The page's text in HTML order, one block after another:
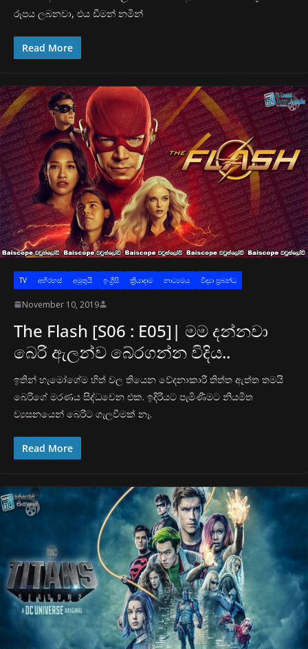
රූපය ලබනවා, එය ඩීමන් නමින්
Read More
TV අභිරහස් අමුතුයි ඉංග්‍රීසි ක්‍රියාදාම නාට්‍යමය විද්‍යා ප්‍රබන්ධ
November 10, 2019
The Flash [S06 : E05]| මම දන්නවා
බෙරි ඇලන්ව බේරගන්න විදිය..
ඉතින් හැමෝගේම හිත් වල තියෙන වේදනාකාරී තිත්ත ඇත්ත තමයි
බෙරිගේ මරණය සිද්ධවෙන එක. ඉදිරියට පැමිණීමට නියමිත
ව්‍යසනයෙන් බෙරිට ගැලවීමක් නෑ.
Read More